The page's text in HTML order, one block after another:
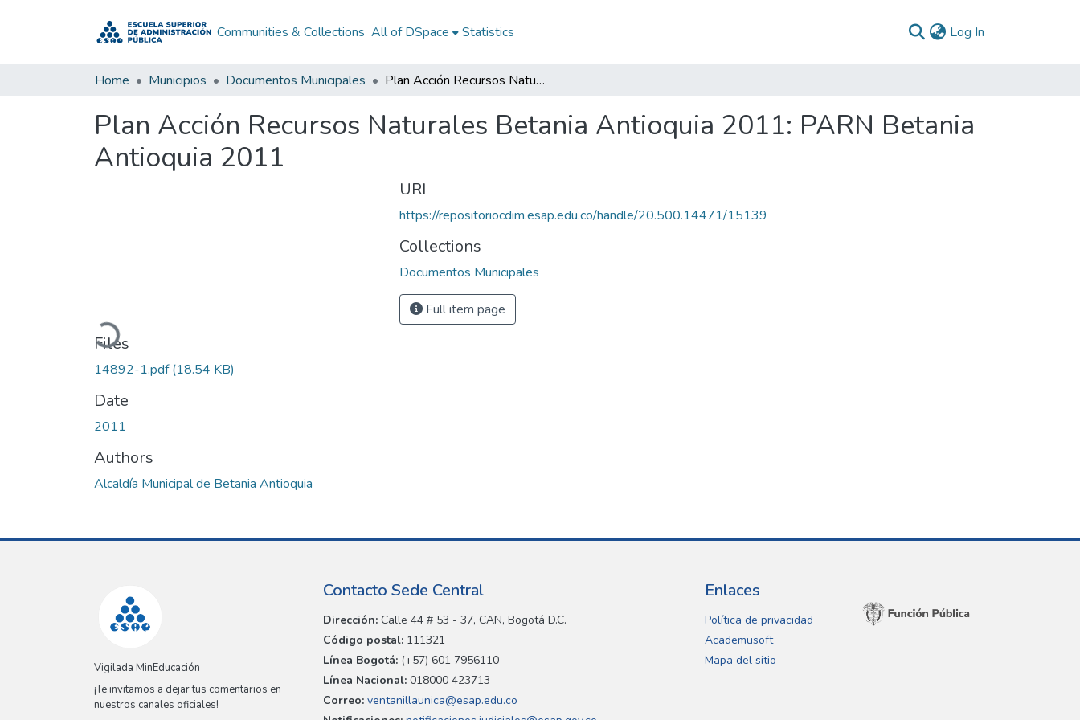
Communities & Collections All of DSpace Statistics Log In
Home Municipios Documentos Municipales Plan Acción Recursos Naturales Betania Antioquia 2011: PARN Betania Antioquia 2011
Plan Acción Recursos Naturales Betania Antioquia 2011: PARN Betania
Antioquia 2011
Loading...
Files
14892-1.pdf(18.54 KB)
Date
2011
Authors
Alcaldía Municipal de Betania Antioquia
URI
https://repositoriocdim.esap.edu.co/handle/20.500.14471/15139
Collections
Documentos Municipales
Full item page
Vigilada MinEducación
¡Te invitamos a dejar tus comentarios en
nuestros canales oficiales!
Contacto Sede Central
Dirección: Calle 44 # 53 - 37, CAN, Bogotá D.C.
Código postal: 111321
Línea Bogotá: (+57) 601 7956110
Línea Nacional: 018000 423713
Correo: ventanillaunica@esap.edu.co
Enlaces
Política de privacidad
Academusoft
Mapa del sitio